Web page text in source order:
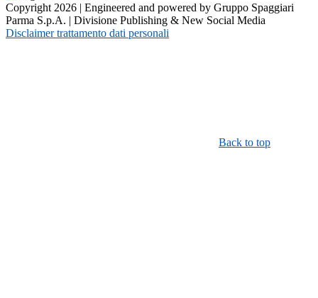
Copyright 2026 | Engineered and powered by Gruppo Spaggiari
Parma S.p.A. | Divisione Publishing & New Social Media
Disclaimer trattamento dati personali
Back to top